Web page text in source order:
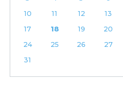
10
11 12 13
17
18 19 20
24
25 26 27
31